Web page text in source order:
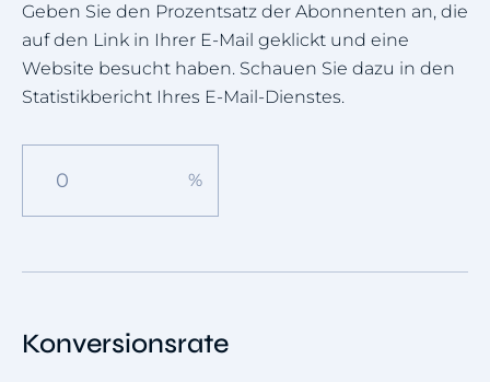
Geben Sie den Prozentsatz der Abonnenten an, die
auf den Link in Ihrer E-Mail geklickt und eine
Website besucht haben. Schauen Sie dazu in den
Statistikbericht Ihres E-Mail-Dienstes.
Konversionsrate